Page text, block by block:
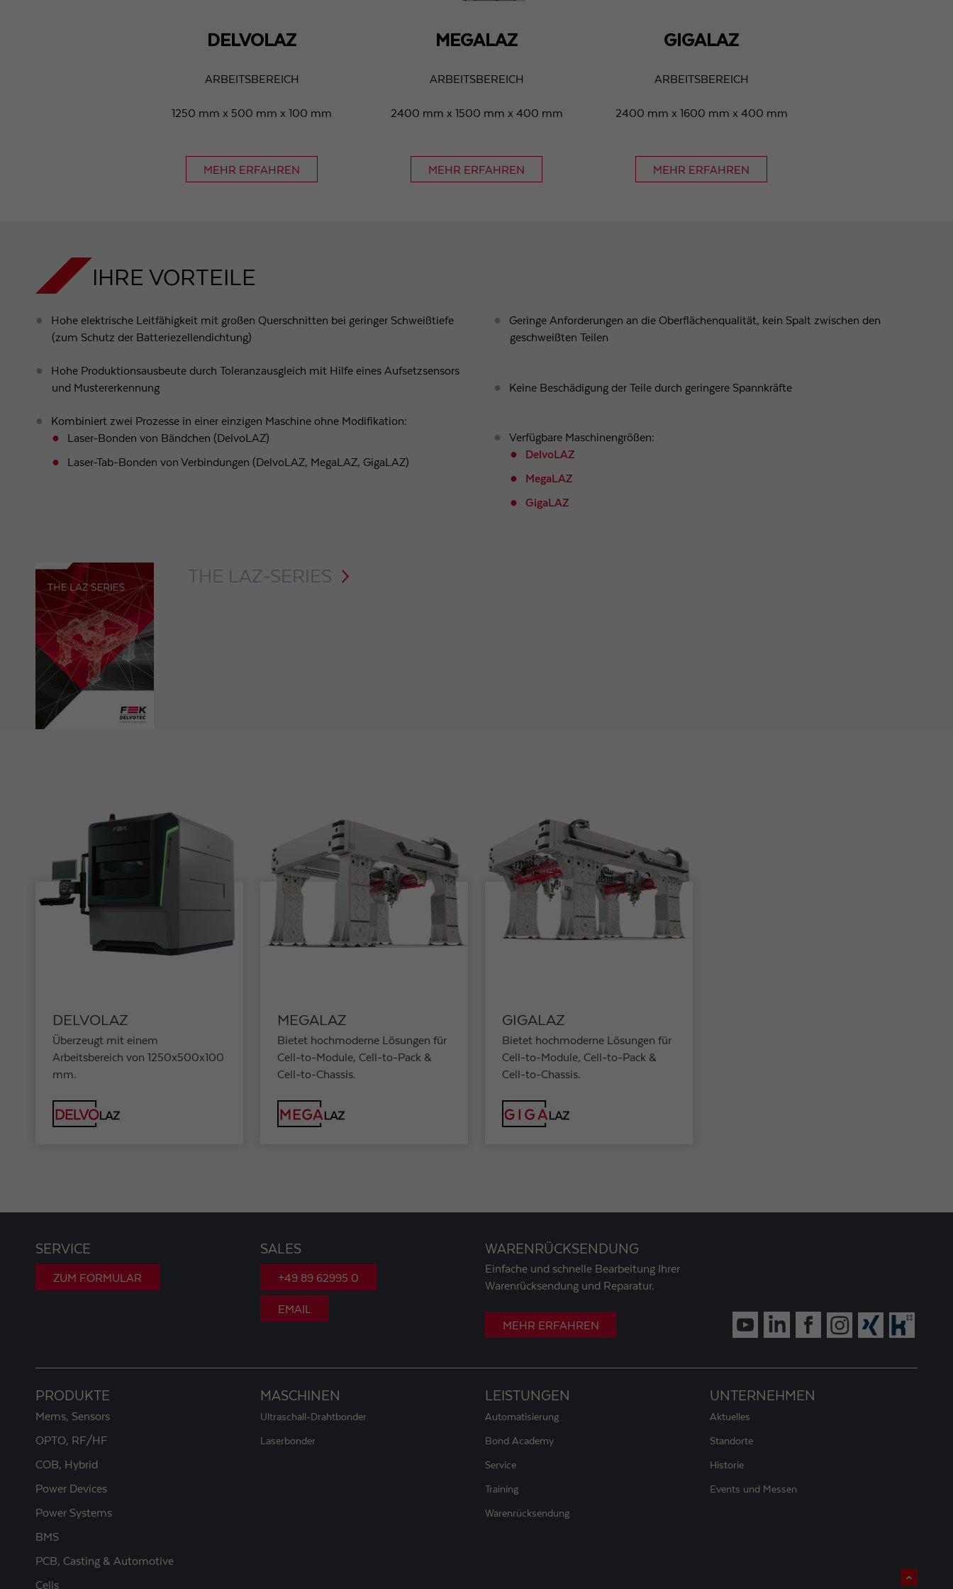
DELVOLAZ
ARBEITSBEREICH
1250 mm x 500 mm x 100 mm
MEHR ERFAHREN
MEGALAZ
ARBEITSBEREICH
2400 mm x 1500 mm x 400 mm
MEHR ERFAHREN
GIGALAZ
ARBEITSBEREICH
2400 mm x 1600 mm x 400 mm
MEHR ERFAHREN
IHRE VORTEILE
Hohe elektrische Leitfähigkeit mit großen Querschnitten bei geringer Schweißtiefe
(zum Schutz der Batteriezellendichtung)
Hohe Produktionsausbeute durch Toleranzausgleich mit Hilfe eines Aufsetzsensors
und Mustererkennung
Kombiniert zwei Prozesse in einer einzigen Maschine ohne Modifikation:
Laser-Bonden von Bändchen (DelvoLAZ)
Laser-Tab-Bonden von Verbindungen (DelvoLAZ, MegaLAZ, GigaLAZ)
Geringe Anforderungen an die Oberflächenqualität, kein Spalt zwischen den
geschweißten Teilen
Keine Beschädigung der Teile durch geringere Spannkräfte
Verfügbare Maschinengrößen:
DelvoLAZ
MegaLAZ
GigaLAZ
THE LAZ-SERIES
DELVOLAZ
Überzeugt mit einem
Arbeitsbereich von 1250x500x100
mm.
MEGALAZ
Bietet hochmoderne Lösungen für
Cell-to-Module, Cell-to-Pack &
Cell-to-Chassis.
GIGALAZ
Bietet hochmoderne Lösungen für
Cell-to-Module, Cell-to-Pack &
Cell-to-Chassis.
SERVICE
ZUM FORMULAR
SALES
+49 89 62995 0
EMAIL
WARENRÜCKSENDUNG
Einfache und schnelle Bearbeitung Ihrer
Warenrücksendung und Reparatur.
MEHR ERFAHREN
PRODUKTE
Mems, Sensors
OPTO, RF/HF
COB, Hybrid
Power Devices
Power Systems
BMS
PCB, Casting & Automotive
Cells
MASCHINEN
Ultraschall-Drahtbonder
Laserbonder
LEISTUNGEN
Automatisierung
Bond Academy
Service
Training
Warenrücksendung
UNTERNEHMEN
Aktuelles
Standorte
Historie
Events und Messen
Anforderungsrate einzuschränken
Name _gid
1 Tag